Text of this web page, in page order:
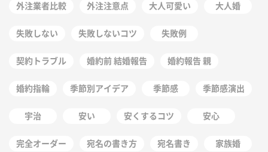
外注業者比較 外注注意点 大人可愛い 大人婚
失敗しない 失敗しないコツ 失敗例
契約トラブル 婚約前 結婚報告 婚約報告 親
婚約指輪 季節別アイデア 季節感 季節感演出
宇治 安い 安くするコツ 安心
完全オーダー 宛名の書き方 宛名書き 家族婚